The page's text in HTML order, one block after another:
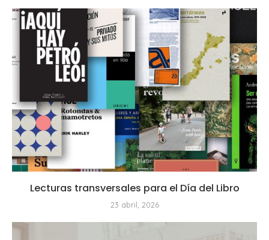
Lecturas transversales para el Día del Libro
23 abril, 2026